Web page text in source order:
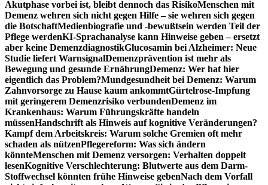
Akutphase vorbei ist, bleibt dennoch das RisikoMenschen mit
Demenz wehren sich nicht gegen Hilfe – sie wehren sich gegen
die BotschaftMedienbiografie und -bewußtsein werden Teil der
Pflege werdenKI-Sprachanalyse kann Hinweise geben – ersetzt
aber keine DemenzdiagnostikGlucosamin bei Alzheimer: Neue
Studie liefert WarnsignalDemenzprävention ist mehr als
Bewegung und gesunde ErnährungDemenz: Wer hat hier
eigentlich das Problem?Mundgesundheit bei Demenz: Warum
Zahnvorsorge zu Hause kaum ankommtGürtelrose-Impfung
mit geringerem Demenzrisiko verbundenDemenz im
Krankenhaus: Warum Führungskräfte handeln
müssenHandschrift als Hinweis auf kognitive Veränderungen?
Kampf dem Arbeitskreis: Warum solche Gremien oft mehr
schaden als nützenPflegereform: Was sich ändern
könnteMenschen mit Demenz versorgen: Verhalten doppelt
lesenKognitive Verschlechterung: Blutwerte aus dem Darm-
Stoffwechsel könnten frühe Hinweise gebenNach dem Vorfall